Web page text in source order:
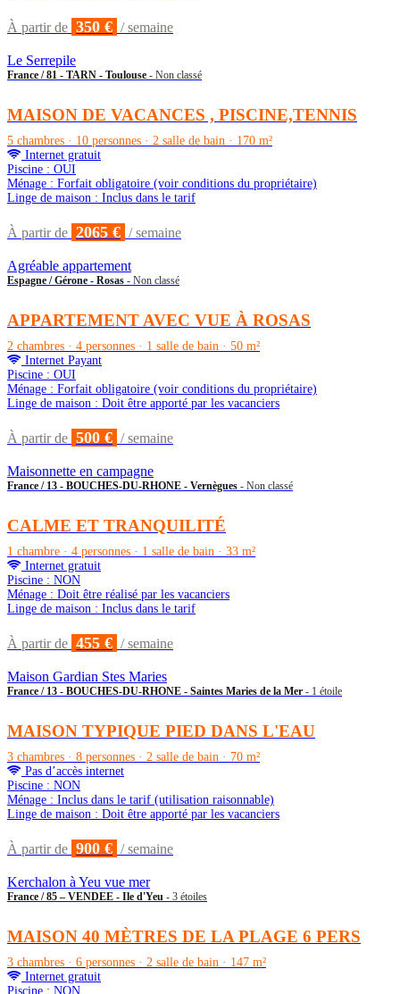
À partir de 350 € / semaine
Le Serrepile
France / 81 - TARN - Toulouse - Non classé
MAISON DE VACANCES , PISCINE,TENNIS
5 chambres · 10 personnes · 2 salle de bain · 170 m²
Internet gratuit
Piscine : OUI
Ménage : Forfait obligatoire (voir conditions du propriétaire)
Linge de maison : Inclus dans le tarif
À partir de 2065 € / semaine
Agréable appartement
Espagne / Gérone - Rosas - Non classé
APPARTEMENT AVEC VUE À ROSAS
2 chambres · 4 personnes · 1 salle de bain · 50 m²
Internet Payant
Piscine : OUI
Ménage : Forfait obligatoire (voir conditions du propriétaire)
Linge de maison : Doit être apporté par les vacanciers
À partir de 500 € / semaine
Maisonnette en campagne
France / 13 - BOUCHES-DU-RHONE - Vernègues - Non classé
CALME ET TRANQUILITÉ
1 chambre · 4 personnes · 1 salle de bain · 33 m²
Internet gratuit
Piscine : NON
Ménage : Doit être réalisé par les vacanciers
Linge de maison : Inclus dans le tarif
À partir de 455 € / semaine
Maison Gardian Stes Maries
France / 13 - BOUCHES-DU-RHONE - Saintes Maries de la Mer - 1 étoile
MAISON TYPIQUE PIED DANS L'EAU
3 chambres · 8 personnes · 2 salle de bain · 70 m²
Pas d’accès internet
Piscine : NON
Ménage : Inclus dans le tarif (utilisation raisonnable)
Linge de maison : Doit être apporté par les vacanciers
À partir de 900 € / semaine
Kerchalon à Yeu vue mer
France / 85 – VENDEE - Ile d'Yeu - 3 étoiles
MAISON 40 MÈTRES DE LA PLAGE 6 PERS
3 chambres · 6 personnes · 2 salle de bain · 147 m²
Internet gratuit
Piscine : NON